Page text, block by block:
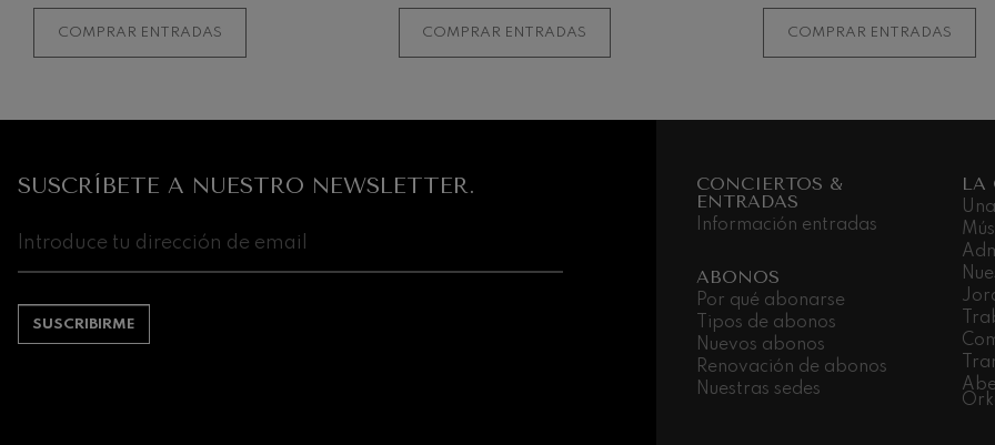
MÁS INFORMACIÓN
COMPRAR ENTRADAS COMPRAR ENTRADAS COMPRAR ENTRADAS
SUSCRÍBETE A NUESTRO NEWSLETTER.
SUSCRIBIRME
CONCIERTOS &
ENTRADAS
Información entradas
ABONOS
Por qué abonarse
Tipos de abonos
Nuevos abonos
Renovación de abonos
Nuestras sedes
LA